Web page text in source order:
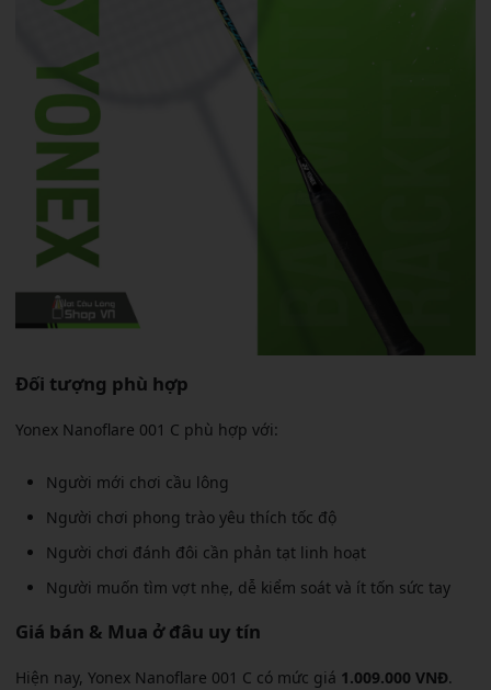
Đối tượng phù hợp
Yonex Nanoflare 001 C phù hợp với:
Người mới chơi cầu lông
Người chơi phong trào yêu thích tốc độ
Người chơi đánh đôi cần phản tạt linh hoạt
Người muốn tìm vợt nhẹ, dễ kiểm soát và ít tốn sức tay
Giá bán & Mua ở đâu uy tín
Hiện nay, Yonex Nanoflare 001 C có mức giá 1.009.000 VNĐ.